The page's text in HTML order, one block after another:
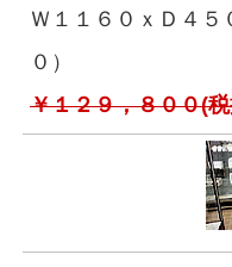
Ｗ１１６０ｘＤ４５
０）
￥１２９，８００(